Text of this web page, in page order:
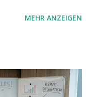
geht so einfach,
MEHR ANZEIGEN